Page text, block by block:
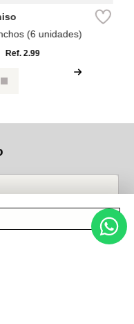
(6 unidades)
Ref.2.99
Suscribirse